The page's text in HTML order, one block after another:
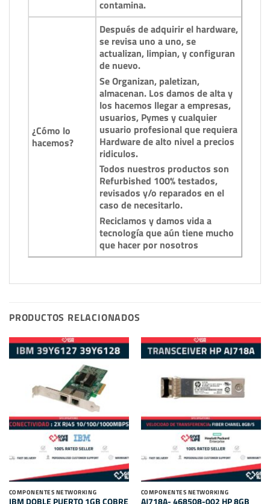
contamina.
¿Cómo lo
hacemos?
Después de adquirir el hardware,
se revisa uno a uno, se
actualizan, limpian, y configuran
de nuevo.
Se Organizan, paletizan,
almacenan. Los damos de alta y
los hacemos llegar a empresas,
usuarios, Pymes y cualquier
usuario profesional que requiera
Hardware de alto nivel a precios
ridiculos.
Todos nuestros productos son
Refurbished 100% testados,
revisados y/o reparados en el
caso de necesitarlo.
Reciclamos y damos vida a
tecnología que aún tiene mucho
que hacer por nosotros
PRODUCTOS RELACIONADOS
COMPONENTES NETWORKING COMPONENTES NETWORKING